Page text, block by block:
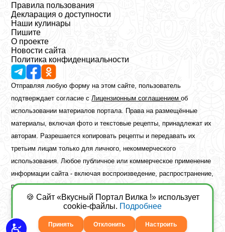
Правила пользования
Декларация о доступности
Наши кулинары
Пишите
О проекте
Новости сайта
Политика конфиденциальности
Отправляя любую форму на этом сайте, пользователь
подтверждает согласие сЛицензионным соглашениемоб
использовании материалов портала. Права на размещённые
материалы, включая фото и текстовые рецепты, принадлежат их
авторам. Разрешается копировать рецепты и передавать их
третьим лицам только для личного, некоммерческого
использования. Любое публичное или коммерческое применение
информации сайта - включая воспроизведение, распространение,
публикацию или обработку - возможно лишь при наличии
предварительного письменного разрешения правообладателя.
Copyright ©2026 Вкусный Портал Вилка
Сайт построенfreebrush.net
🍪 Сайт «Вкусный Портал Вилка !» использует
cookie-файлы. Подробнее
Принять Отклонить Настроить